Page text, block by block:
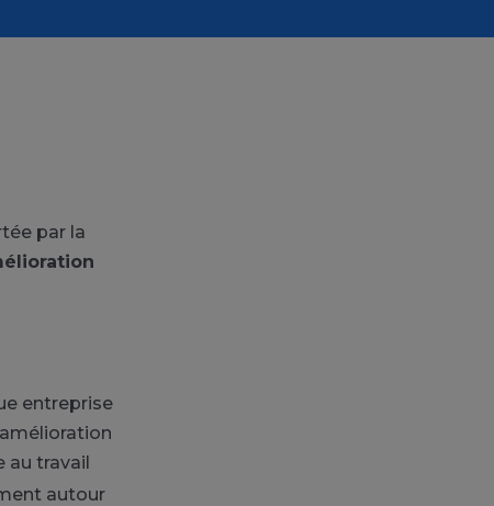
par la
entreprise
au travail
autour